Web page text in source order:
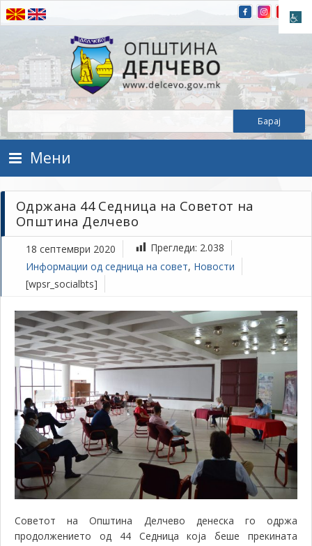
Прескокнете на содржината
Општина Делчево
Општина Делчево
Мени
Одржана 44 Седница на Советот на
Општина Делчево
18 септември 2020 Прегледи: 2.038
Информации од седница на совет, Новости
[wpsr_socialbts]
Советот на Општина Делчево денеска го одржа
продолжението од 44 Седница која беше прекината